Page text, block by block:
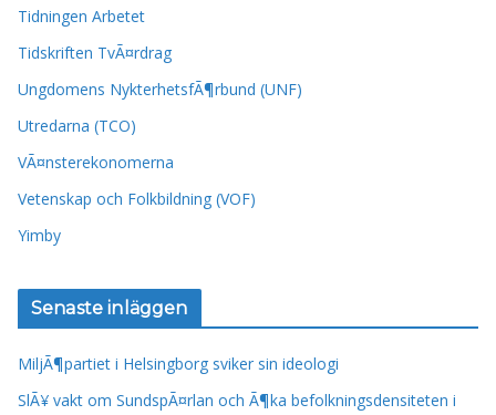
Tidningen Arbetet
Tidskriften TvÃ¤rdrag
Ungdomens NykterhetsfÃ¶rbund (UNF)
Utredarna (TCO)
VÃ¤nsterekonomerna
Vetenskap och Folkbildning (VOF)
Yimby
Senaste inläggen
MiljÃ¶partiet i Helsingborg sviker sin ideologi
SlÃ¥ vakt om SundspÃ¤rlan och Ã¶ka befolkningsdensiteten i